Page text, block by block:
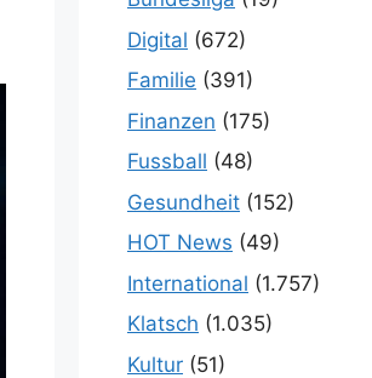
Digital (672)
Familie (391)
Finanzen (175)
Fussball (48)
Gesundheit (152)
HOT News (49)
International (1.757)
Klatsch (1.035)
Kultur (51)